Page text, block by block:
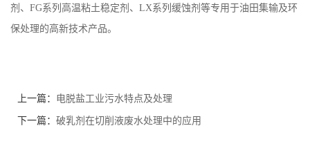
剂、FG系列高温粘土稳定剂、LX系列缓蚀剂等专用于油田集输及环
保处理的高新技术产品。
上一篇： 电脱盐工业污水特点及处理
下一篇： 破乳剂在切削液废水处理中的应用